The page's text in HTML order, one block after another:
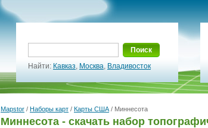
Поиск
Найти: Кавказ, Москва, Владивосток
Mapstor / Наборы карт / Карты США / Миннесота
Миннесота - скачать набор